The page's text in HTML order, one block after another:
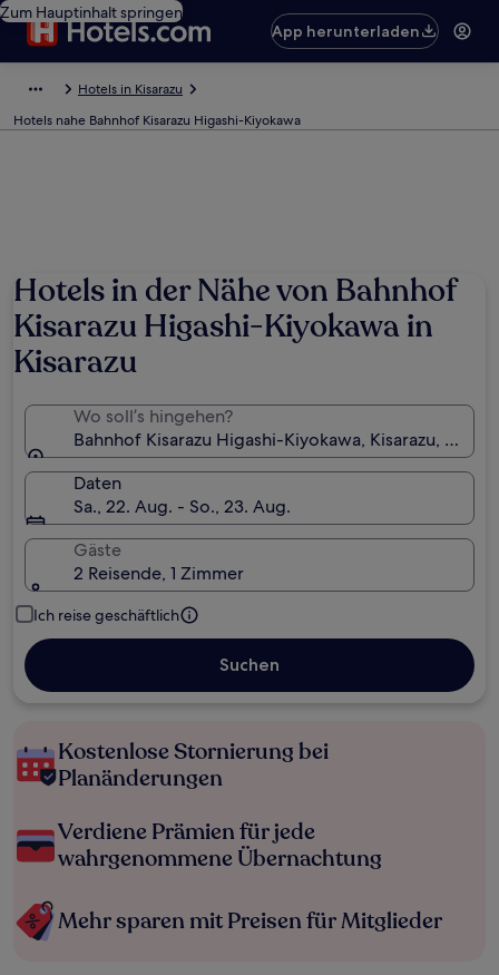
Zum Hauptinhalt springen
App herunterladen
Hotels in Kisarazu
Hotels nahe Bahnhof Kisarazu Higashi-Kiyokawa
Hotels in der Nähe von Bahnhof
Kisarazu Higashi-Kiyokawa in
Kisarazu
Wo soll’s hingehen?
Bahnhof Kisarazu Higashi-Kiyokawa, Kisarazu,
Daten
Sa., 22. Aug. - So., 23. Aug.
Gäste
2 Reisende, 1 Zimmer
Ich reise geschäftlich
Suchen
Kostenlose Stornierung bei
Planänderungen
Verdiene Prämien für jede
wahrgenommene Übernachtung
Mehr sparen mit Preisen für Mitglieder